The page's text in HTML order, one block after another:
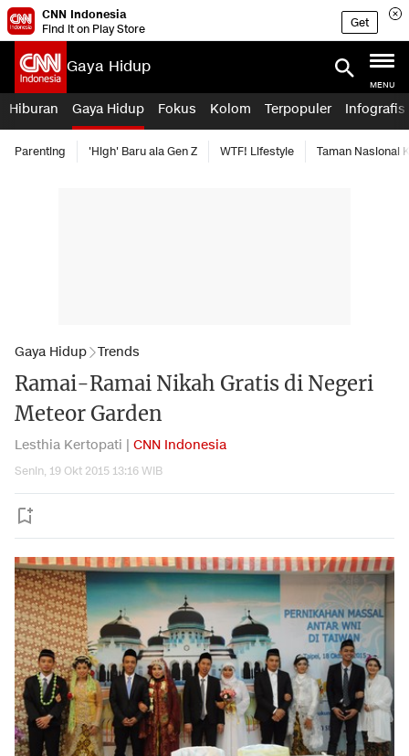
CNN Indonesia
Find it on Play Store
Get
Gaya Hidup
MENU
Hiburan Gaya Hidup Fokus Kolom Terpopuler Infografis
Parenting 'High' Baru ala Gen Z WTF! Lifestyle Taman Nasional
Gaya Hidup Trends
Ramai-Ramai Nikah Gratis di Negeri
Meteor Garden
Lesthia Kertopati | CNN Indonesia
Senin, 19 Okt 2015 13:16 WIB